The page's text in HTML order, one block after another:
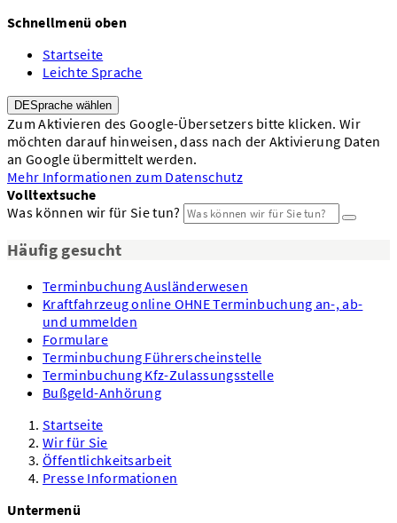
Schnellmenü oben
Startseite
Leichte Sprache
DE Sprache wählen
Zum Aktivieren des Google-Übersetzers bitte klicken. Wir
möchten darauf hinweisen, dass nach der Aktivierung Daten
an Google übermittelt werden.
Mehr Informationen zum Datenschutz
Volltextsuche
Was können wir für Sie tun?
Häufig gesucht
Terminbuchung Ausländerwesen
Kraftfahrzeug online OHNE Terminbuchung an-, ab-
und ummelden
Formulare
Terminbuchung Führerscheinstelle
Terminbuchung Kfz-Zulassungsstelle
Bußgeld-Anhörung
Startseite
Wir für Sie
Öffentlichkeitsarbeit
Presse Informationen
Untermenü